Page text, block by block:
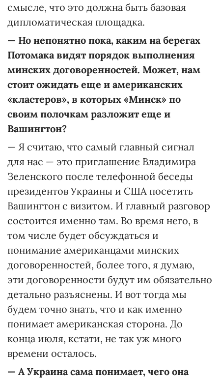
смысле, что это должна быть базовая
дипломатическая площадка.
— Но непонятно пока, каким на берегах
Потомака видят порядок выполнения
минских договоренностей. Может, нам
стоит ожидать еще и американских
«кластеров», в которых «Минск» по
своим полочкам разложит еще и
Вашингтон?
— Я считаю, что самый главный сигнал
для нас — это приглашение Владимира
Зеленского после телефонной беседы
президентов Украины и США посетить
Вашингтон с визитом. И главный разговор
состоится именно там. Во время него, в
том числе будет обсуждаться и
понимание американцами минских
договоренностей, более того, я думаю,
эти договоренности будут им обязательно
детально разъяснены. И вот тогда мы
будем точно знать, что и как именно
понимает американская сторона. До
конца июля, кстати, не так уж много
времени осталось.
— А Украина сама понимает, чего она